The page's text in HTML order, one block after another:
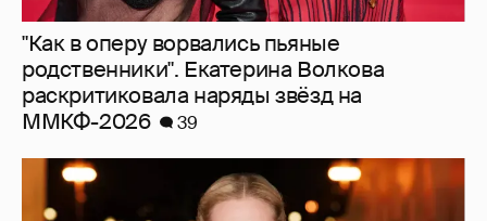
"Как в оперу ворвались пьяные
родственники". Екатерина Волкова
раскритиковала наряды звёзд на
ММКФ-2026
39